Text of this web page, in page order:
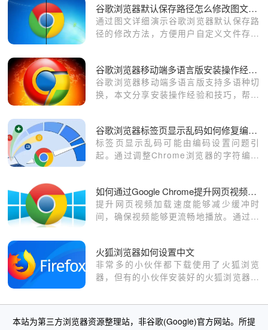
谷歌浏览器默认保存路径怎么修改图文教程
通过图文详细演示谷歌浏览器默认保存路
径的修改方法，方便用户自定义文件存储
谷歌浏览器移动端多语言版安装操作经验分享
谷歌浏览器移动端多语言版支持多语种切
换，本文分享安装操作经验和技巧，帮助
谷歌浏览器标签页显示乱码如何修复编码设置
标签页显示乱码可能由编码设置问题引
起。通过调整Chrome浏览器的字符编码
如何通过Google Chrome提升网页视频的加载速度
提升网页视频加载速度能够减少缓冲时
间，确保视频能够更流畅地播放。通过并
程，提升用户体验。
火狐浏览器如何设置中文
非常多的小伙伴都下载使用了火狐浏览
器，但有的小伙伴安装好的火狐浏览器默
带来了一些不便。
本站为第三方浏览器资源整理站，非谷歌(Google)官方网站。所提